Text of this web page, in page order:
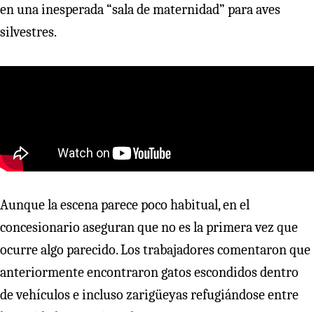
en una inesperada “sala de maternidad” para aves
silvestres.
Aunque la escena parece poco habitual, en el
concesionario aseguran que no es la primera vez que
ocurre algo parecido. Los trabajadores comentaron que
anteriormente encontraron gatos escondidos dentro
de vehículos e incluso zarigüeyas refugiándose entre